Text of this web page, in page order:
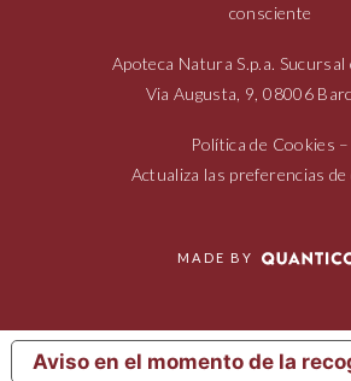
consciente
Apoteca Natura S.p.a. Sucursal
Via Augusta, 9, 08006
Política de Cookies –
Actualiza las preferencias de
MADE BY
Aviso en el momento de la